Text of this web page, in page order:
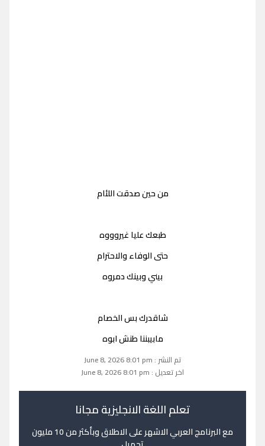
من حين صدقت اللئام
طبعك عليا غيروووه
حتى الوفاء والاحترام
بيني وبينك دمروه
شاقدرك بس الخصام
مابيبننا طنش ابوه
تم النشر : June 8, 2026 8:01 pm
اخر تعديل : June 8, 2026 8:01 pm
تعلم اللغة الانجليزية مجانا
مع البرنامج العربي الاشهر على الاطلاق وبأكثر من 10 مليون